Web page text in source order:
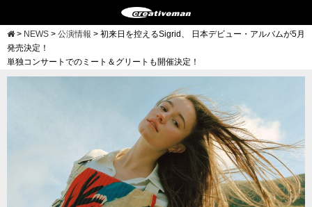
> NEWS > 公演情報 > 初来日を控えるSigrid、 日本デビュー・アルバムが5月
発売決定！
単独コンサートでのミート＆グリートも開催決定！